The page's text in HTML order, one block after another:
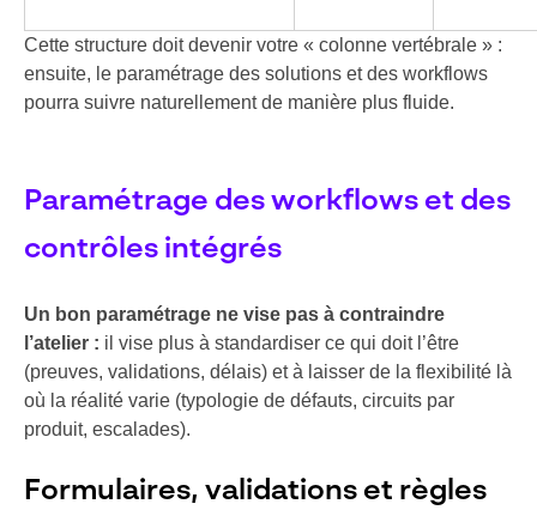
Cette structure doit devenir votre « colonne vertébrale » :
ensuite, le paramétrage des solutions et des workflows
pourra suivre naturellement de manière plus fluide.
Paramétrage des workflows et des
contrôles intégrés
Un bon paramétrage ne vise pas à contraindre
l’atelier : il vise plus à standardiser ce qui doit l’être
(preuves, validations, délais) et à laisser de la flexibilité là
où la réalité varie (typologie de défauts, circuits par
produit, escalades).
Formulaires, validations et règles